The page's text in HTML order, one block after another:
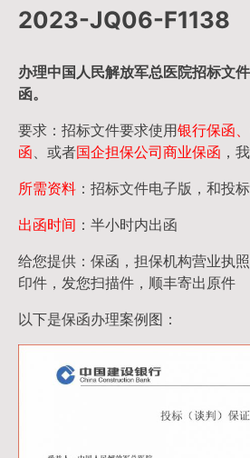
2023-JQ06-F1138
办理中国人民解放军总医院招标文
函。
要求：招标文件要求使用银行保函、
函 、或者国企担保公司商业保函 ，
所需资料 ：招标文件电子版，和投
出函时间 ：半小时内出函
给您提供：保函，担保机构营业执
印件，发您扫描件，顺丰寄出原件
以下是保函办理案例图：